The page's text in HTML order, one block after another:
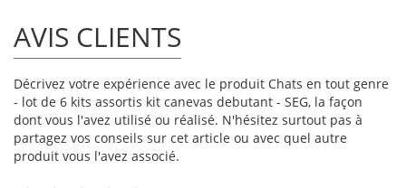
AVIS CLIENTS
Décrivez votre expérience avec le produit Chats en tout genre
- lot de 6 kits assortis kit canevas debutant - SEG, la façon
dont vous l'avez utilisé ou réalisé. N'hésitez surtout pas à
partagez vos conseils sur cet article ou avec quel autre
produit vous l'avez associé.